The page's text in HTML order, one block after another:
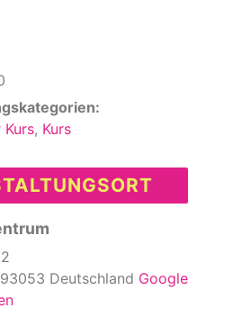
, Kurs
93053 Deutschland Google